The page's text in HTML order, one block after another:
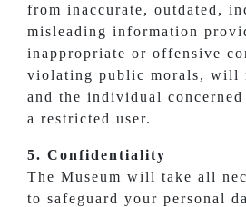
from inaccurate, outdated,
misleading information
inappropriate or offensive
violating public morals, will
and the individual
a restricted user.
5. Confidentiality
The Museum will take all
to safeguard your personal